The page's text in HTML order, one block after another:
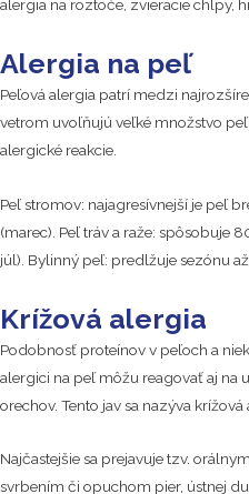
alergia na roztoče, zvieracie chlpy,
Alergia na peľ
Peľová alergia patrí medzi
vetrom uvoľňujú veľké množstvo
alergické reakcie.
Peľ stromov: najagresívnejší je peľ
(marec). Peľ tráv a raže: spôsobuje
júl). Bylinný peľ: predlžuje sezónu
Krížová alergia
Podobnosť proteínov v peľoch a
alergici na peľ môžu reagovať aj na
orechov. Tento jav sa nazýva krížová
Najčastejšie sa prejavuje tzv.
svrbením či opuchom pier, ústnej